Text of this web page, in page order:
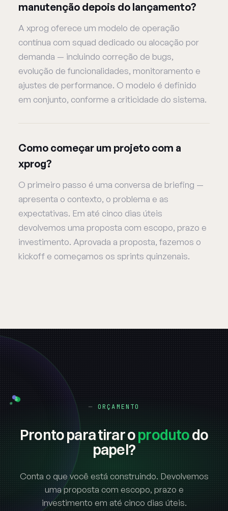
manutenção depois do lançamento?
A xprog oferece um modelo de operação
contínua com squad dedicado ou alocação por
demanda — incluindo correção de bugs,
evolução de funcionalidades, monitoramento e
ajustes de performance. O modelo é definido
em conjunto, conforme a criticidade do sistema.
Como começar um projeto com a
xprog?
O primeiro passo é uma conversa de briefing —
apresenta o contexto, o problema e as
expectativas. Em até cinco dias úteis
devolvemos uma proposta com escopo, prazo e
investimento. Aprovada a proposta, fazemos o
kickoff e começamos os sprints quinzenais.
ORÇAMENTO
Pronto para tirar oprodutodo
papel?
Conta o que você está construindo. Devolvemos
uma proposta com escopo, prazo e
investimento em até cinco dias úteis.